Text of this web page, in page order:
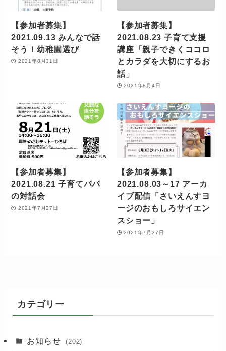
【参加者募集】
2021.09.13 みんなで話
そう！幼稚園選び
2021年8月31日
【参加者募集】
2021.08.23 子育て支援
講座「親子できくココロ
とカラダを大切にするお
話」
2021年8月4日
【参加者募集】
2021.08.21 子育てパパ
の対話会
2021年7月27日
【参加者募集】
2021.08.03～17 アーカ
イブ配信「さいえんすヨ
ージのおもしろサイエン
スショー」
2021年7月27日
カテゴリー
お知らせ (202)